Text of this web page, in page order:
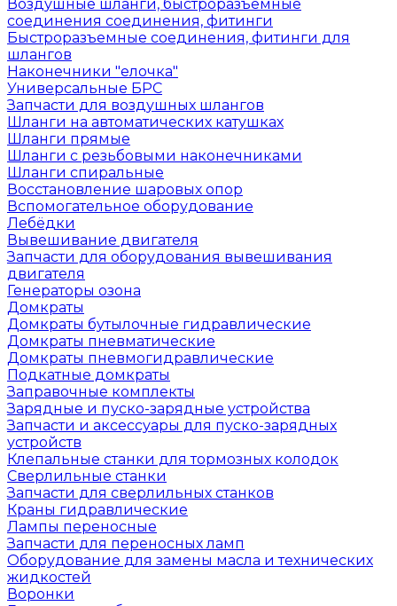
Воздушные шланги, быстроразъемные
соединения соединения, фитинги
Быстроразъемные соединения, фитинги для
шлангов
Наконечники "елочка"
Универсальные БРС
Запчасти для воздушных шлангов
Шланги на автоматических катушках
Шланги прямые
Шланги с резьбовыми наконечниками
Шланги спиральные
Восстановление шаровых опор
Вспомогательное оборудование
Лебёдки
Вывешивание двигателя
Запчасти для оборудования вывешивания
двигателя
Генераторы озона
Домкраты
Домкраты бутылочные гидравлические
Домкраты пневматические
Домкраты пневмогидравлические
Подкатные домкраты
Заправочные комплекты
Зарядные и пуско-зарядные устройства
Запчасти и аксессуары для пуско-зарядных
устройств
Клепальные станки для тормозных колодок
Сверлильные станки
Запчасти для сверлильных станков
Краны гидравлические
Лампы переносные
Запчасти для переносных ламп
Оборудование для замены масла и технических
жидкостей
Воронки